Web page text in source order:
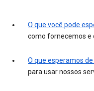
O que você pode
como fornecemos e
O que esperamos de
para usar nossos